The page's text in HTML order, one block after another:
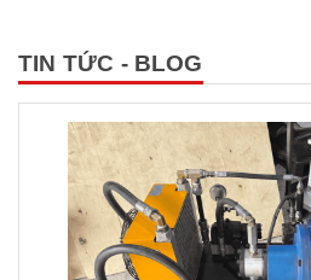
TIN TỨC - BLOG